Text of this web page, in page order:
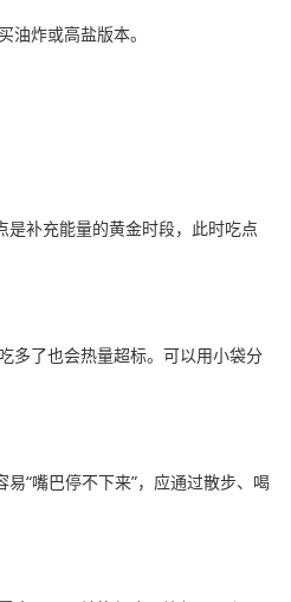
油炸或高盐版本。
补充能量的黄金时段，此时吃点
多了也会热量超标。可以用小袋分
易“嘴巴停不下来”，应通过散步、喝